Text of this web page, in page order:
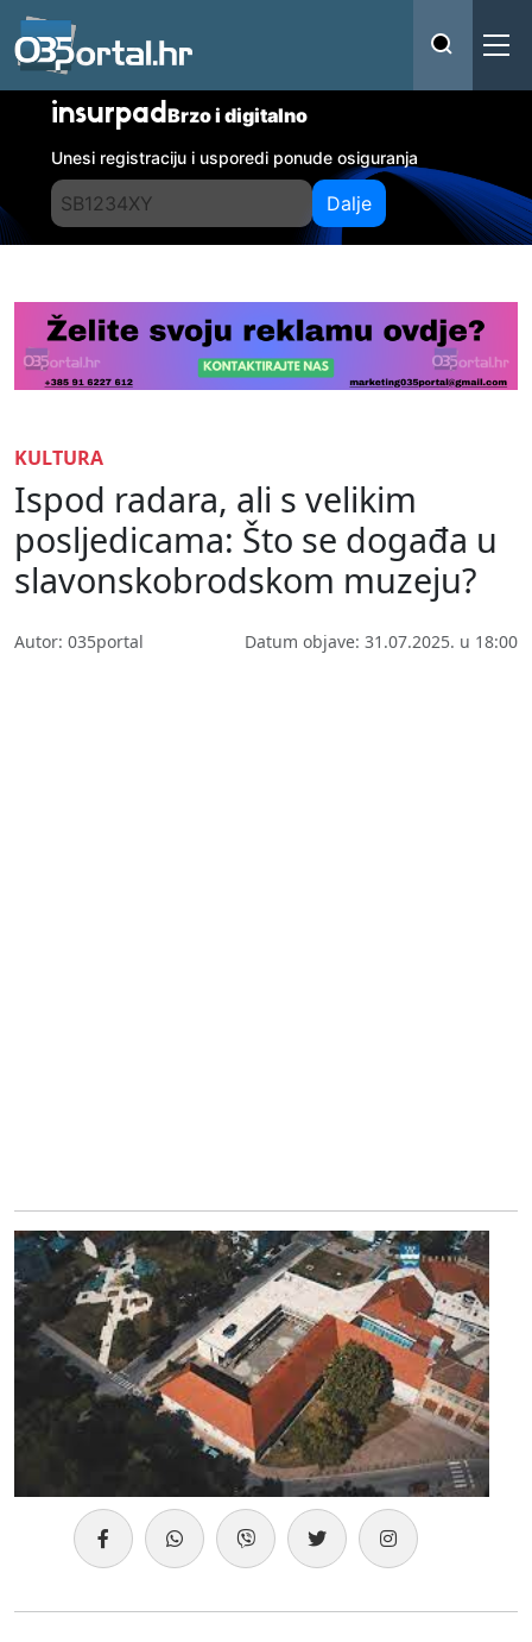
insurpadBrzo i digitalno
Unesi registraciju i usporedi ponude osiguranja
Dalje
KULTURA
Ispod radara, ali s velikim
posljedicama: Što se događa u
slavonskobrodskom muzeju?
Autor: 035portal Datum objave: 31.07.2025. u 18:00